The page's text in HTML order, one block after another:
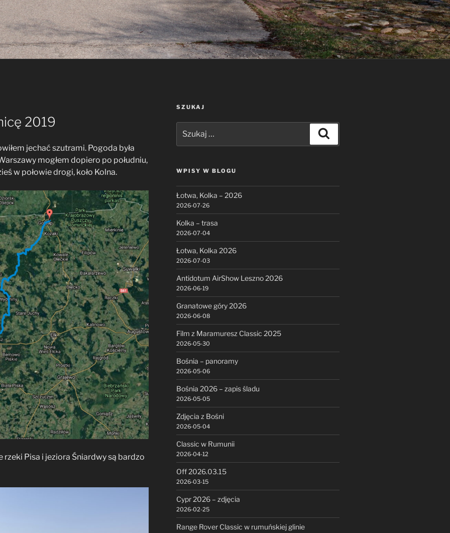
2019
jechać szutrami. Pogoda była
mogłem dopiero po południu,
w połowie drogi, koło Kolna.
rzeki Pisa i jeziora Śniardwy są bardzo
SZUKAJ
WPISY W BLOGU
Łotwa, Kolka – 2026
2026-07-26
Kolka – trasa
2026-07-04
Łotwa, Kolka 2026
2026-07-03
Antidotum AirShow Leszno 2026
2026-06-19
Granatowe góry 2026
2026-06-08
Film z Maramuresz Classic 2025
2026-05-30
Bośnia – panoramy
2026-05-06
Bośnia 2026 – zapis śladu
2026-05-05
Zdjęcia z Bośni
2026-05-04
Classic w Rumunii
2026-04-12
Off 2026.03.15
2026-03-15
Cypr 2026 – zdjęcia
2026-02-25
Range Rover Classic w rumuńskiej glinie